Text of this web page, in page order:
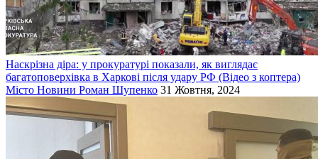
Наскрізна діра: у прокуратурі показали, як виглядає
багатоповерхівка в Харкові після удару РФ (Відео з коптера)
Місто Новини Роман Шупенко 31 Жовтня, 2024